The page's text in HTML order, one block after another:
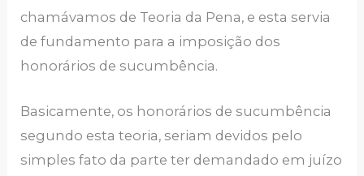
chamávamos de Teoria da Pena, e esta servia
de fundamento para a imposição dos
honorários de sucumbência.
Basicamente, os honorários de sucumbência
segundo esta teoria, seriam devidos pelo
simples fato da parte ter demandado em juízo